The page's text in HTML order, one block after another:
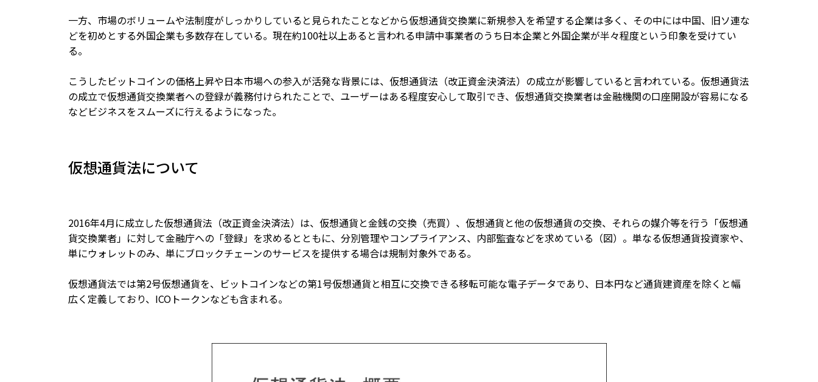
一方、市場のボリュームや法制度がしっかりしていると見られたことなどから仮想通貨交換業に新規参入を希望する企業は多く、その中には中国、旧ソ連な
どを初めとする外国企業も多数存在している。現在約100社以上あると言われる申請中事業者のうち日本企業と外国企業が半々程度という印象を受けてい
る。
こうしたビットコインの価格上昇や日本市場への参入が活発な背景には、仮想通貨法（改正資金決済法）の成立が影響していると言われている。仮想通貨法
の成立で仮想通貨交換業者への登録が義務付けられたことで、ユーザーはある程度安心して取引でき、仮想通貨交換業者は金融機関の口座開設が容易になる
などビジネスをスムーズに行えるようになった。
仮想通貨法について
2016年4月に成立した仮想通貨法（改正資金決済法）は、仮想通貨と金銭の交換（売買）、仮想通貨と他の仮想通貨の交換、それらの媒介等を行う「仮想通
貨交換業者」に対して金融庁への「登録」を求めるとともに、分別管理やコンプライアンス、内部監査などを求めている（図）。単なる仮想通貨投資家や、
単にウォレットのみ、単にブロックチェーンのサービスを提供する場合は規制対象外である。
仮想通貨法では第2号仮想通貨を、ビットコインなどの第1号仮想通貨と相互に交換できる移転可能な電子データであり、日本円など通貨建資産を除くと幅
広く定義しており、ICOトークンなども含まれる。